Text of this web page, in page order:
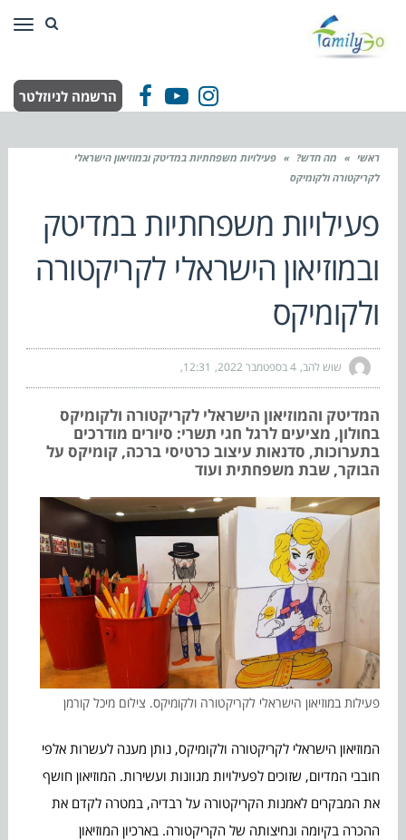
Facebook
YouTube
Instagram הרשמה לניוזלטר
ראשי » מה חדש? » פעילויות משפחתיות במדיטק ובמוזיאון הישראלי
לקריקטורה ולקומיקס
פעילויות משפחתיות במדיטק
ובמוזיאון הישראלי לקריקטורה
ולקומיקס
שוש להב 4 בספטמבר 2022 12:31
המדיטק והמוזיאון הישראלי לקריקטורה ולקומיקס
בחולון, מציעים לרגל חגי תשרי: סיורים מודרכים
בתערוכות, סדנאות עיצוב כרטיסי ברכה, קומיקס על
הבוקר, שבת משפחתית ועוד
פעילות במוזיאון הישראלי לקריקטורה ולקומיקס. צילום מיכל קורמן
המוזיאון הישראלי לקריקטורה ולקומיקס, נותן מענה לעשרות אלפי
חובבי המדיום, שזוכים לפעילויות מגוונות ועשירות. המוזיאון חושף
את המבקרים לאמנות הקריקטורה על רבדיה, במטרה לקדם את
ההכרה בקיומה ונחיצותה של הקריקטורה. בארכיון המוזיאון